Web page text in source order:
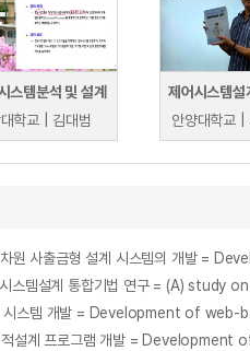
스템분석 및 설계
학교 | 김대범
제어시스템설
안양대학교 |
3차원 사출금형 설계 시스템의 개발
·시스템설계 통합기법 연구 = (A)
리 시스템 개발 = Development of
최적설계 프로그램 개발 =